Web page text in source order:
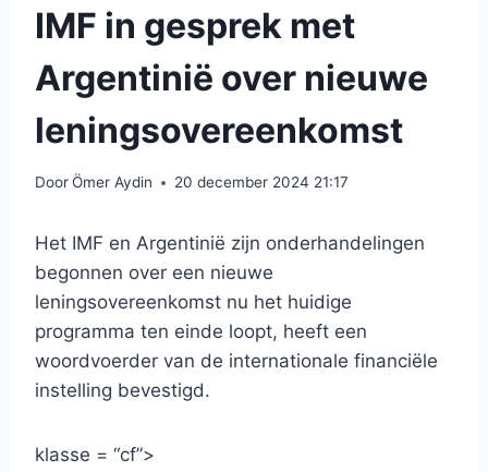
IMF in gesprek met
Argentinië over nieuwe
leningsovereenkomst
DoorÖmer Aydin 20 december 2024 21:17
Het IMF en Argentinië zijn onderhandelingen
begonnen over een nieuwe
leningsovereenkomst nu het huidige
programma ten einde loopt, heeft een
woordvoerder van de internationale financiële
instelling bevestigd.
klasse = “cf”>